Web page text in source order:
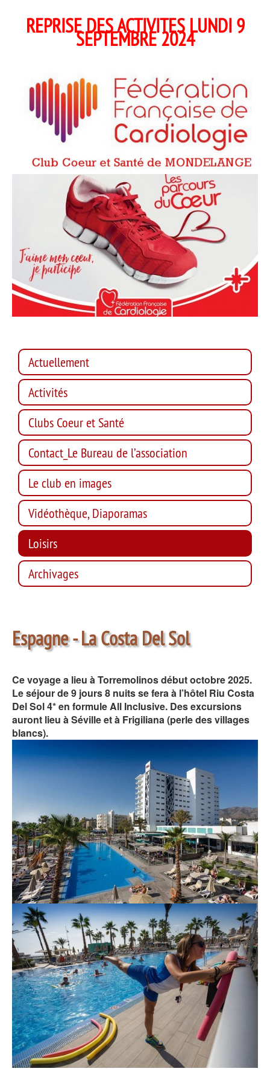
REPRISE DES ACTIVITES LUNDI 9
SEPTEMBRE 2024
Actuellement
Activités
Clubs Coeur et Santé
Contact_Le Bureau de l’association
Le club en images
Vidéothèque, Diaporamas
Loisirs
Archivages
Espagne - La Costa Del Sol
Ce voyage a lieu à Torremolinos début octobre 2025.
Le séjour de 9 jours 8 nuits se fera à l’hôtel Riu Costa
Del Sol 4* en formule All Inclusive. Des excursions
auront lieu à Séville et à Frigiliana (perle des villages
blancs).